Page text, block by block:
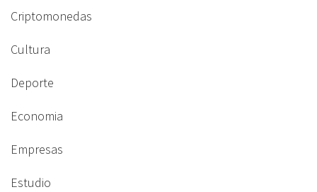
Criptomonedas
Cultura
Deporte
Economia
Empresas
Estudio